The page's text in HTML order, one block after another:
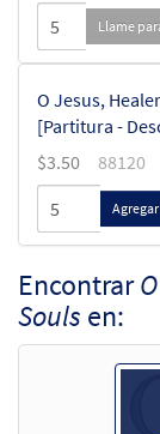
Llame
O Jesus,
[Partitura -
$3.50 88120
Encontrar
Souls en: